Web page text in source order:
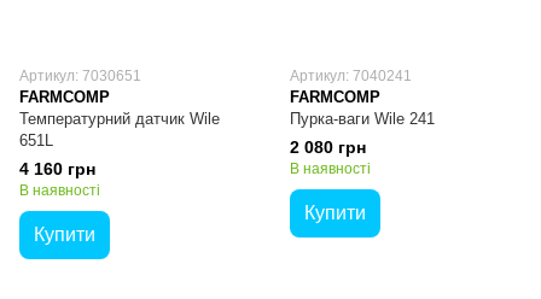
Артикул: 7030651
FARMCOMP
Температурний датчик Wile
651L
4 160 грн
В наявності
Купити
Артикул: 7040241
FARMCOMP
Пурка-ваги Wile 241
2 080 грн
В наявності
Купити